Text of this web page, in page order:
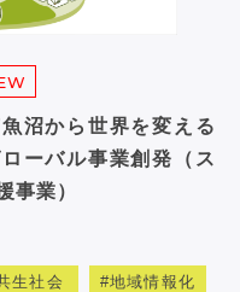
沼から世界を変える
ーバル事業創発（ス
事業）
生社会 地域情報化